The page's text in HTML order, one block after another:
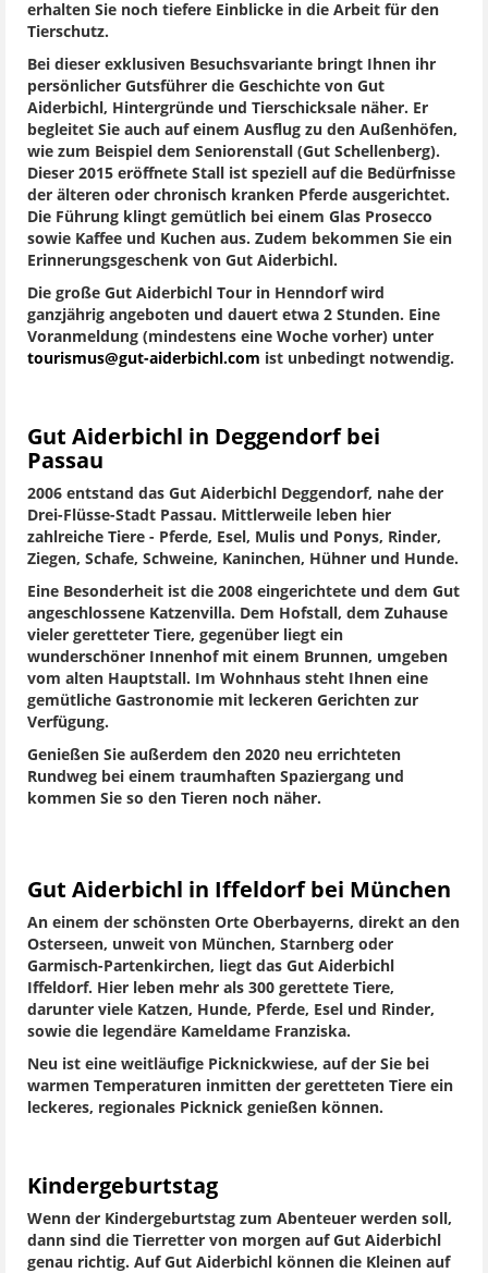
erhalten Sie noch tiefere Einblicke in die Arbeit für den
Tierschutz.
Bei dieser exklusiven Besuchsvariante bringt Ihnen ihr
persönlicher Gutsführer die Geschichte von Gut
Aiderbichl, Hintergründe und Tierschicksale näher. Er
begleitet Sie auch auf einem Ausflug zu den Außenhöfen,
wie zum Beispiel dem Seniorenstall (Gut Schellenberg).
Dieser 2015 eröffnete Stall ist speziell auf die Bedürfnisse
der älteren oder chronisch kranken Pferde ausgerichtet.
Die Führung klingt gemütlich bei einem Glas Prosecco
sowie Kaffee und Kuchen aus. Zudem bekommen Sie ein
Erinnerungsgeschenk von Gut Aiderbichl.
Die große Gut Aiderbichl Tour in Henndorf wird
ganzjährig angeboten und dauert etwa 2 Stunden. Eine
Voranmeldung (mindestens eine Woche vorher) unter
tourismus@gut-aiderbichl.com ist unbedingt notwendig.
Gut Aiderbichl in Deggendorf bei
Passau
2006 entstand das Gut Aiderbichl Deggendorf, nahe der
Drei-Flüsse-Stadt Passau. Mittlerweile leben hier
zahlreiche Tiere - Pferde, Esel, Mulis und Ponys, Rinder,
Ziegen, Schafe, Schweine, Kaninchen, Hühner und Hunde.
Eine Besonderheit ist die 2008 eingerichtete und dem Gut
angeschlossene Katzenvilla. Dem Hofstall, dem Zuhause
vieler geretteter Tiere, gegenüber liegt ein
wunderschöner Innenhof mit einem Brunnen, umgeben
vom alten Hauptstall. Im Wohnhaus steht Ihnen eine
gemütliche Gastronomie mit leckeren Gerichten zur
Verfügung.
Genießen Sie außerdem den 2020 neu errichteten
Rundweg bei einem traumhaften Spaziergang und
kommen Sie so den Tieren noch näher.
Gut Aiderbichl in Iffeldorf bei München
An einem der schönsten Orte Oberbayerns, direkt an den
Osterseen, unweit von München, Starnberg oder
Garmisch-Partenkirchen, liegt das Gut Aiderbichl
Iffeldorf. Hier leben mehr als 300 gerettete Tiere,
darunter viele Katzen, Hunde, Pferde, Esel und Rinder,
sowie die legendäre Kameldame Franziska.
Neu ist eine weitläufige Picknickwiese, auf der Sie bei
warmen Temperaturen inmitten der geretteten Tiere ein
leckeres, regionales Picknick genießen können.
Kindergeburtstag
Wenn der Kindergeburtstag zum Abenteuer werden soll,
dann sind die Tierretter von morgen auf Gut Aiderbichl
genau richtig. Auf Gut Aiderbichl können die Kleinen auf